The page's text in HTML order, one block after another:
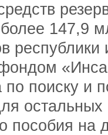
147,9
по поиску и
пособия на